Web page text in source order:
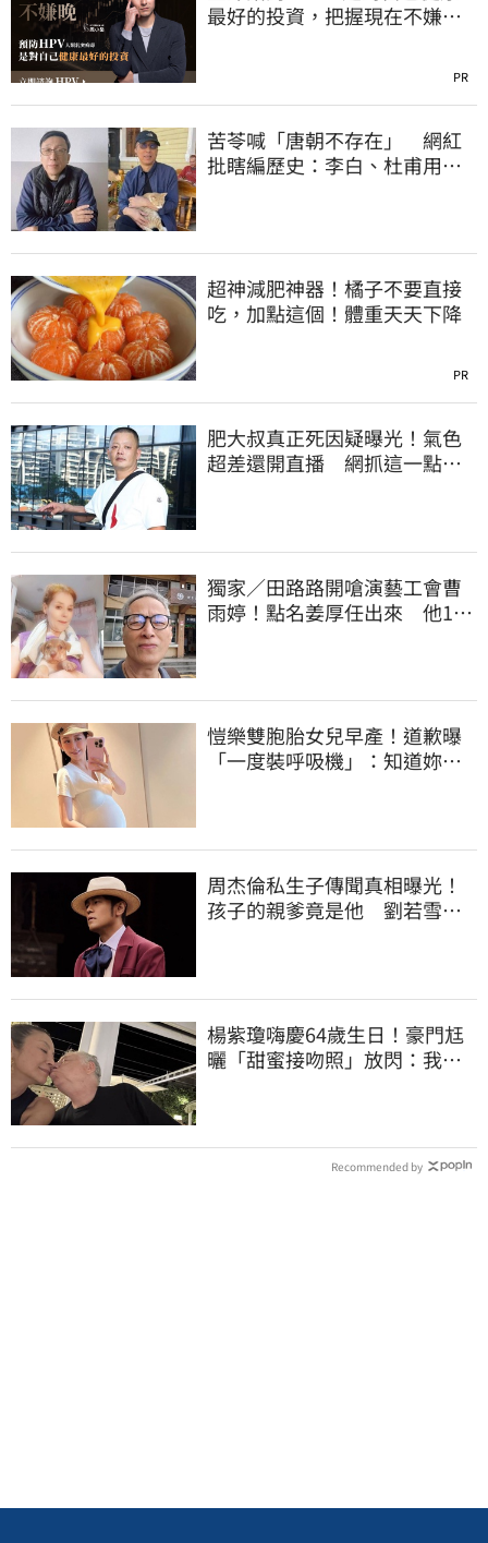
最好的投資，把握現在不嫌
PR
苦苓喊「唐朝不存在」 網紅
批瞎編歷史：李白、杜甫用鮮
超神減肥神器！橘子不要直接
吃，加點這個！體重天天下降
PR
肥大叔真正死因疑曝光！氣色
超差還開直播 網抓這一點超
獨家／田路路開嗆演藝工會曹
雨婷！點名姜厚任出來 他16
愷樂雙胞胎女兒早產！道歉曝
「一度裝呼吸機」：知道妳們
周杰倫私生子傳聞真相曝光！
孩子的親爹竟是他 劉若雪閨
楊紫瓊嗨慶64歲生日！豪門尪
曬「甜蜜接吻照」放閃：我親
Recommended by